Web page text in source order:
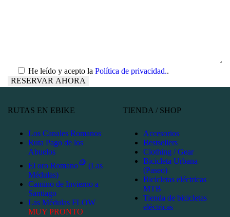
He leído y acepto la Política de privacidad..
RUTAS EN EBIKE
Los Canales Romanos
Ruta Pago de los
Abuelos
El oro Romano🪙 (Las
Médulas)
Camino de Invierno a
Santiago
Las Médulas FLOW
MUY PRONTO
TIENDA / SHOP
Accesorios
Bestsellers
Clothing / Gear
Bicicleta Urbana
(Paseo)
Bicicletas eléctricas
MTB
Tienda de bicicletas
eléctricas